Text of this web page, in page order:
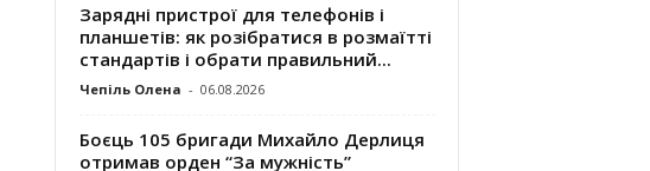
Зарядні пристрої для телефонів і
планшетів: як розібратися в розмаїтті
стандартів і обрати правильний...
Чепіль Олена - 06.08.2026
Боєць 105 бригади Михайло Дерлиця
отримав орден “За мужність”